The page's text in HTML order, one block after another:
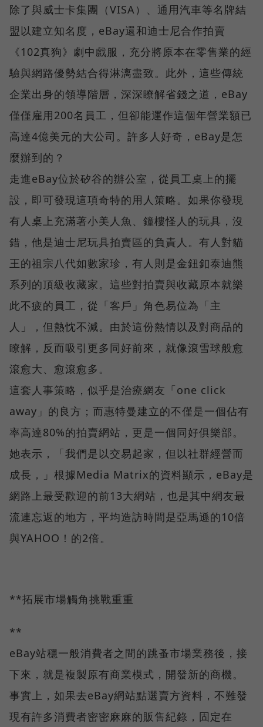
除了與威士卡集團（VISA）、通用汽車等名牌結
盟以建立知名度，eBay還和迪士尼合作拍賣
《102真狗》劇中戲服，充分將原本在零售業的經
驗與網路優勢結合得淋漓盡致。此外，這些傳統
企業出身的領導階層，深深瞭解省錢之道，eBay
僅僅雇用200名員工，但卻能運作這個年營業額已
高達4億美元的大公司。許多人好奇，eBay是怎
麼辦到的？
走進eBay位於矽谷的辦公室，從員工桌上的擺
設，即可發現這項奇特的用人策略。如果你發現
有人桌上充滿著小美人魚、鐘樓怪人的玩具，沒
錯，他是迪士尼玩具拍賣區的負責人。有人對貓
王的祖宗八代如數家珍，有人則是金鈕釦泰迪熊
系列的頂級收藏家。這些對拍賣與收藏原本就樂
此不疲的員工，從「客戶」角色易位為「主
人」，但熱忱不減。由於這份熱情以及對商品的
瞭解，反而吸引更多同好前來，就像滾雪球般愈
滾愈大、愈滾愈多。
這套人事策略，似乎是治療網友「one click
away」的良方；而惠特曼建立的不僅是一個佔有
率高達80%的拍賣網站，更是一個同好俱樂部。
她表示，「我們是以交易起家，但以社群經營而
成長，」根據Media Matrix的資料顯示，eBay是
網路上最受歡迎的前13大網站，也是其中網友最
流連忘返的地方，平均造訪時間是亞馬遜的10倍
與YAHOO！的2倍。
**拓展市場觸角挑戰重重
**
eBay站穩一般消費者之間的跳蚤市場業務後，接
下來，就是複製原有商業模式，開發新的商機。
事實上，如果去eBay網站點選賣方資料，不難發
現有許多消費者密密麻麻的販售紀錄，固定在